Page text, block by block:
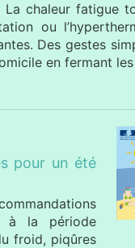
La chaleur fatigue
ou
Des gestes
en fermant
pour un été
à la période
froid, piqûres